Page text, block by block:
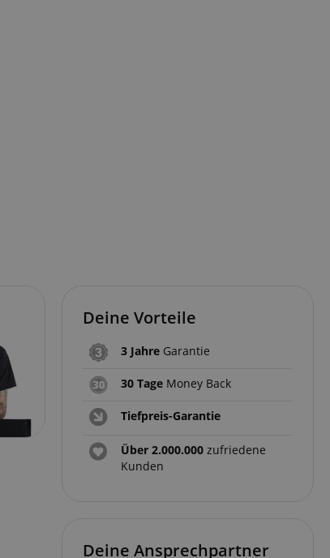
Deine Vorteile
3 Jahre Garantie
30 Tage Money Back
Tiefpreis-Garantie
Über 2.000.000 zufriedene
Kunden
Deine Ansprechpartner